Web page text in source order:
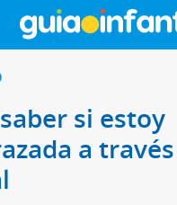
si estoy
a